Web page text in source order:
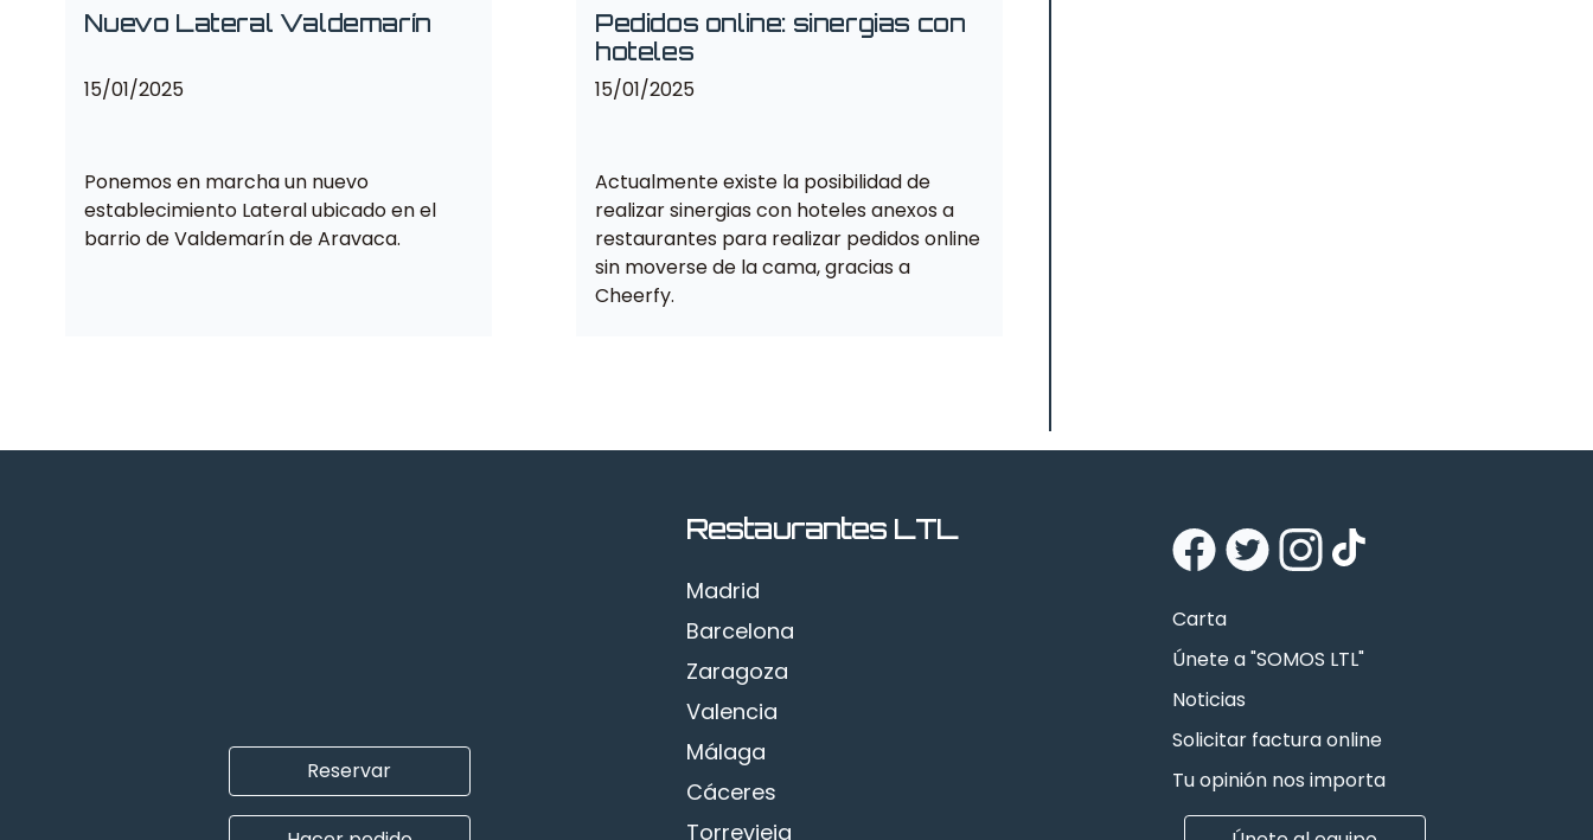
Nuevo Lateral Valdemarín
15/01/2025
Ponemos en marcha un nuevo
establecimiento Lateral ubicado en el
barrio de Valdemarín de Aravaca.
Pedidos online: sinergias con
hoteles
15/01/2025
Actualmente existe la posibilidad de
realizar sinergias con hoteles anexos a
restaurantes para realizar pedidos online
sin moverse de la cama, gracias a
Cheerfy.
Reservar
Restaurantes LTL
Madrid
Barcelona
Zaragoza
Valencia
Málaga
Cáceres
Torrevieja
Carta
Únete a "SOMOS LTL"
Noticias
Solicitar factura online
Tu opinión nos importa